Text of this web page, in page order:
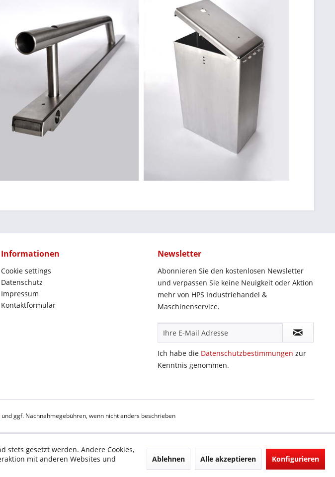
Informationen
Cookie settings
Datenschutz
Impressum
Kontaktformular
Newsletter
Abonnieren Sie den kostenlosen Newsletter
und verpassen Sie keine Neuigkeit oder Aktion
mehr von HPS Industriehandel &
Maschinenservice.
Ich habe die Datenschutzbestimmungen zur
Kenntnis genommen.
und ggf. Nachnahmegebühren, wenn nicht anders beschrieben
stets gesetzt werden. Andere Cookies,
mit anderen Websites und
Ablehnen Alle akzeptieren Konfigurieren